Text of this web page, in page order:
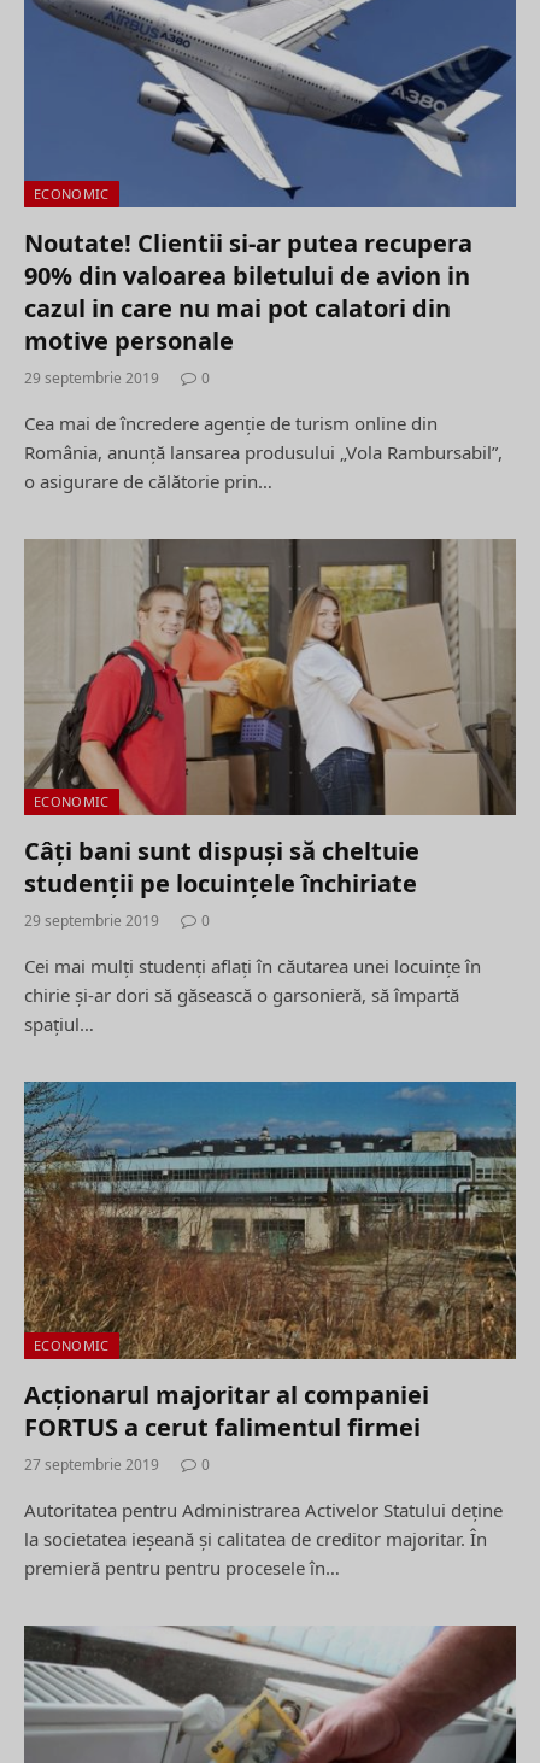
ECONOMIC
Noutate! Clientii si-ar putea recupera
90% din valoarea biletului de avion in
cazul in care nu mai pot calatori din
motive personale
29 septembrie 2019 0
Cea mai de încredere agenţie de turism online din
România, anunţă lansarea produsului „Vola Rambursabil”,
o asigurare de călătorie prin…
ECONOMIC
Câţi bani sunt dispuşi să cheltuie
studenţii pe locuinţele închiriate
29 septembrie 2019 0
Cei mai mulţi studenţi aflaţi în căutarea unei locuinţe în
chirie şi-ar dori să găsească o garsonieră, să împartă
spaţiul…
ECONOMIC
Acţionarul majoritar al companiei
FORTUS a cerut falimentul firmei
27 septembrie 2019 0
Autoritatea pentru Administrarea Activelor Statului deţine
la societatea ieşeană şi calitatea de creditor majoritar. În
premieră pentru pentru procesele în…